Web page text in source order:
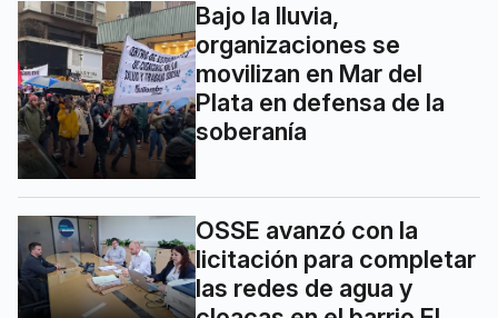
Bajo la lluvia,
organizaciones se
movilizan en Mar del
Plata en defensa de la
soberanía
OSSE avanzó con la
licitación para completar
las redes de agua y